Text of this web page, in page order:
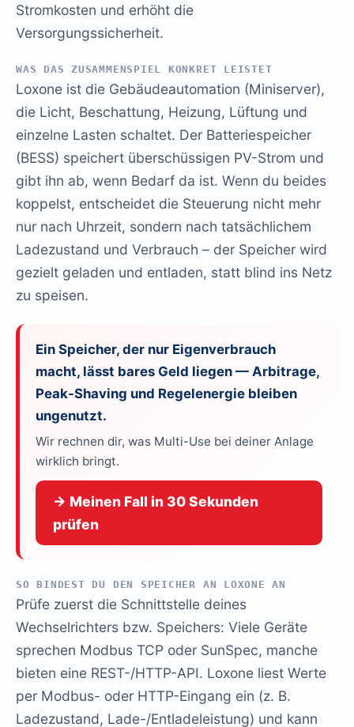
Stromkosten und erhöht die
Versorgungssicherheit.
WAS DAS ZUSAMMENSPIEL KONKRET LEISTET
Loxone ist die Gebäudeautomation (Miniserver),
die Licht, Beschattung, Heizung, Lüftung und
einzelne Lasten schaltet. Der Batteriespeicher
(BESS) speichert überschüssigen PV-Strom und
gibt ihn ab, wenn Bedarf da ist. Wenn du beides
koppelst, entscheidet die Steuerung nicht mehr
nur nach Uhrzeit, sondern nach tatsächlichem
Ladezustand und Verbrauch – der Speicher wird
gezielt geladen und entladen, statt blind ins Netz
zu speisen.
Ein Speicher, der nur Eigenverbrauch
macht, lässt bares Geld liegen — Arbitrage,
Peak-Shaving und Regelenergie bleiben
ungenutzt.
Wir rechnen dir, was Multi-Use bei deiner Anlage
wirklich bringt.
→ Meinen Fall in 30 Sekunden
prüfen
SO BINDEST DU DEN SPEICHER AN LOXONE AN
Prüfe zuerst die Schnittstelle deines
Wechselrichters bzw. Speichers: Viele Geräte
sprechen Modbus TCP oder SunSpec, manche
bieten eine REST-/HTTP-API. Loxone liest Werte
per Modbus- oder HTTP-Eingang ein (z. B.
Ladezustand, Lade-/Entladeleistung) und kann